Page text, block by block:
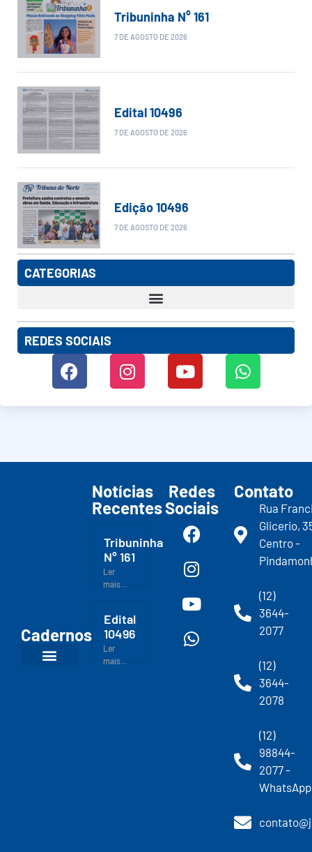
Tribuninha N° 161
7 DE AGOSTO DE 2026
Edital 10496
7 DE AGOSTO DE 2026
Edição 10496
7 DE AGOSTO DE 2026
CATEGORIAS
REDES SOCIAIS
Cadernos
Notícias
Recentes
Tribuninha
N° 161
Ler
mais...
Edital
10496
Ler
mais...
Redes
Sociais
Contato
Rua
Glicerio,
Centro -
(12)
3644-
2077
(12)
3644-
2078
(12)
98844-
2077 -
WhatsApp